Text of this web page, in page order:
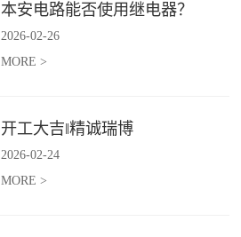
本安电路能否使用继电器？
2026-02-26
MORE >
开工大吉‖精诚瑞博
2026-02-24
MORE >